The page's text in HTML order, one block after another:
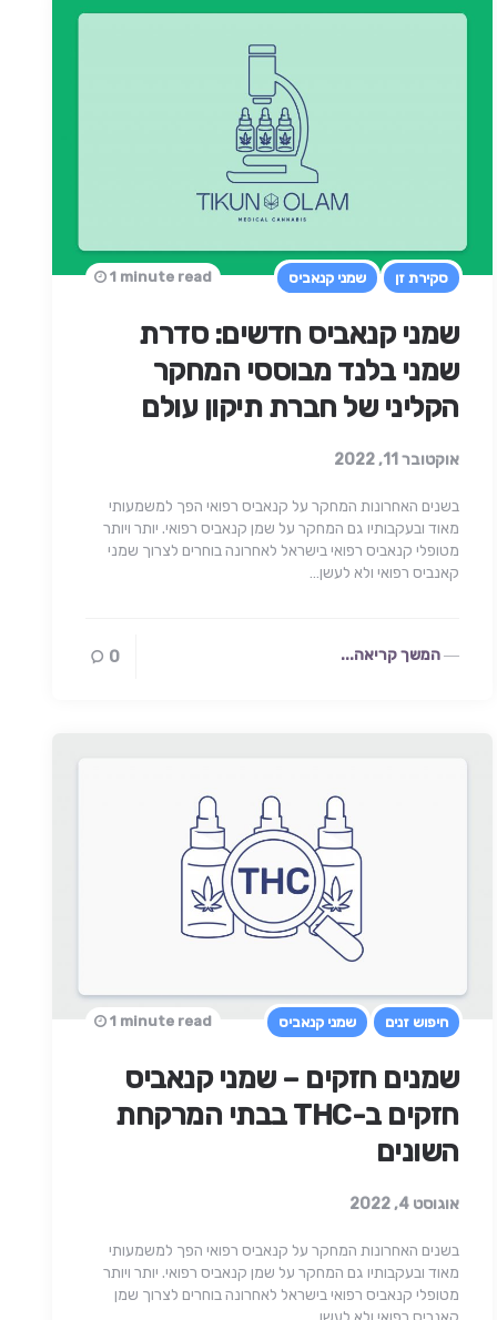
סקירת זן שמני קנאביס
שמני קנאביס חדשים: סדרת
שמני בלנד מבוססי המחקר
הקליני של חברת תיקון עולם
אוקטובר 11, 2022
1 minute read
בשנים האחרונות המחקר על קנאביס רפואי הפך למשמעותי
מאוד ובעקבותיו גם המחקר על שמן קנאביס רפואי. יותר ויותר
מטופלי קנאביס רפואי בישראל לאחרונה בוחרים לצרוך שמני
קאנביס רפואי ולא לעשן…
המשך קריאה... 0
חיפוש זנים שמני קנאביס
שמנים חזקים – שמני קנאביס
חזקים ב-THC בבתי המרקחת
השונים
אוגוסט 4, 2022
1 minute read
בשנים האחרונות המחקר על קנאביס רפואי הפך למשמעותי
מאוד ובעקבותיו גם המחקר על שמן קנאביס רפואי. יותר ויותר
מטופלי קנאביס רפואי בישראל לאחרונה בוחרים לצרוך שמן